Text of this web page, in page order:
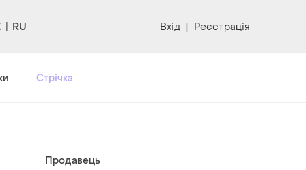
RU Вхід | Реєстрація
Стрічка
Продавець